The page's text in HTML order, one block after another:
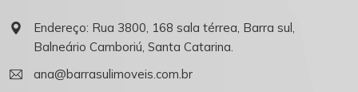
Endereço: Rua 3800, 168 sala térrea, Barra sul,
Balneário Camboriú, Santa Catarina.
ana@barrasulimoveis.com.br